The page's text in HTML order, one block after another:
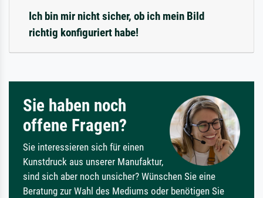
Ich bin mir nicht sicher, ob ich mein Bild
richtig konfiguriert habe!
Sie haben noch
offene Fragen?
Sie interessieren sich für einen
Kunstdruck aus unserer Manufaktur,
sind sich aber noch unsicher? Wünschen Sie eine
Beratung zur Wahl des Mediums oder benötigen Sie